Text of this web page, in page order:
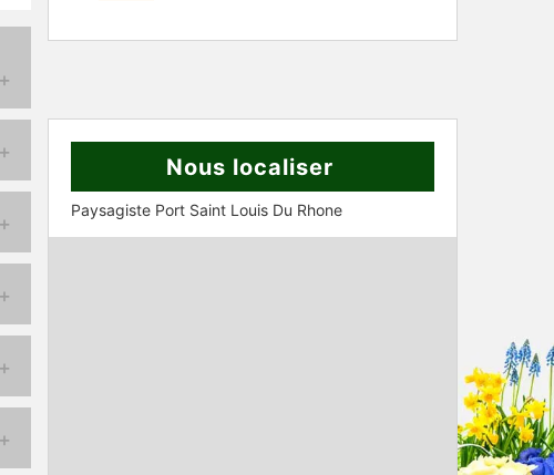
Nous localiser
Paysagiste Port Saint Louis Du Rhone